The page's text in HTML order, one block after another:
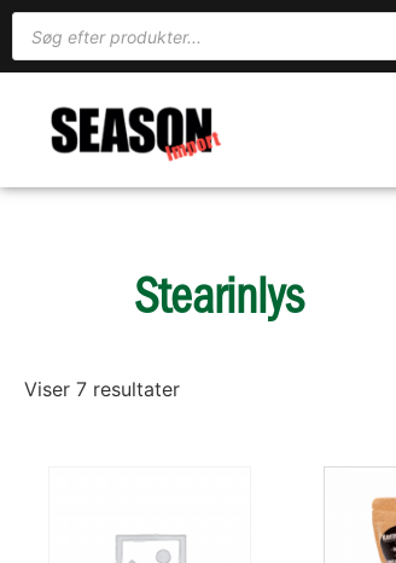
Stearinlys
Viser 7 resultater